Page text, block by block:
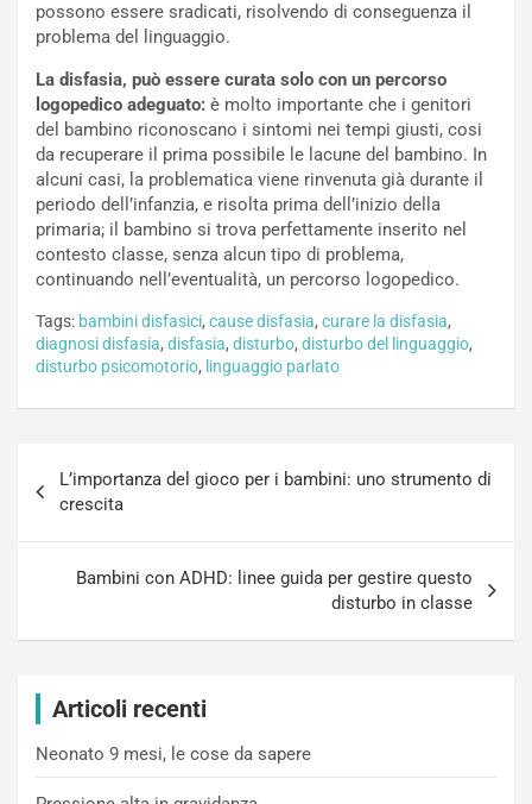
possono essere sradicati, risolvendo di conseguenza il
problema del linguaggio.
La disfasia, può essere curata solo con un percorso
logopedico adeguato: è molto importante che i genitori
del bambino riconoscano i sintomi nei tempi giusti, cosi
da recuperare il prima possibile le lacune del bambino. In
alcuni casi, la problematica viene rinvenuta già durante il
periodo dell’infanzia, e risolta prima dell’inizio della
primaria; il bambino si trova perfettamente inserito nel
contesto classe, senza alcun tipo di problema,
continuando nell’eventualità, un percorso logopedico.
Tags: bambini disfasici, cause disfasia, curare la disfasia,
diagnosi disfasia, disfasia, disturbo, disturbo del linguaggio,
disturbo psicomotorio, linguaggio parlato
articoli
L’importanza del gioco per i bambini: uno strumento di
crescita
Bambini con ADHD: linee guida per gestire questo
disturbo in classe
Articoli recenti
Neonato 9 mesi, le cose da sapere